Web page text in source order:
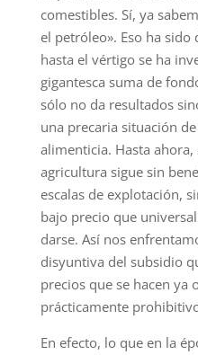
comestibles. Sí, ya
el petróleo». Eso ha sido
hasta el vértigo se ha
gigantesca suma de
sólo no da resultados
una precaria situación
alimenticia. Hasta
agricultura sigue sin
escalas de explotación,
bajo precio que
darse. Así nos
disyuntiva del subsidio
precios que se hacen ya
prácticamente
En efecto, lo que en la